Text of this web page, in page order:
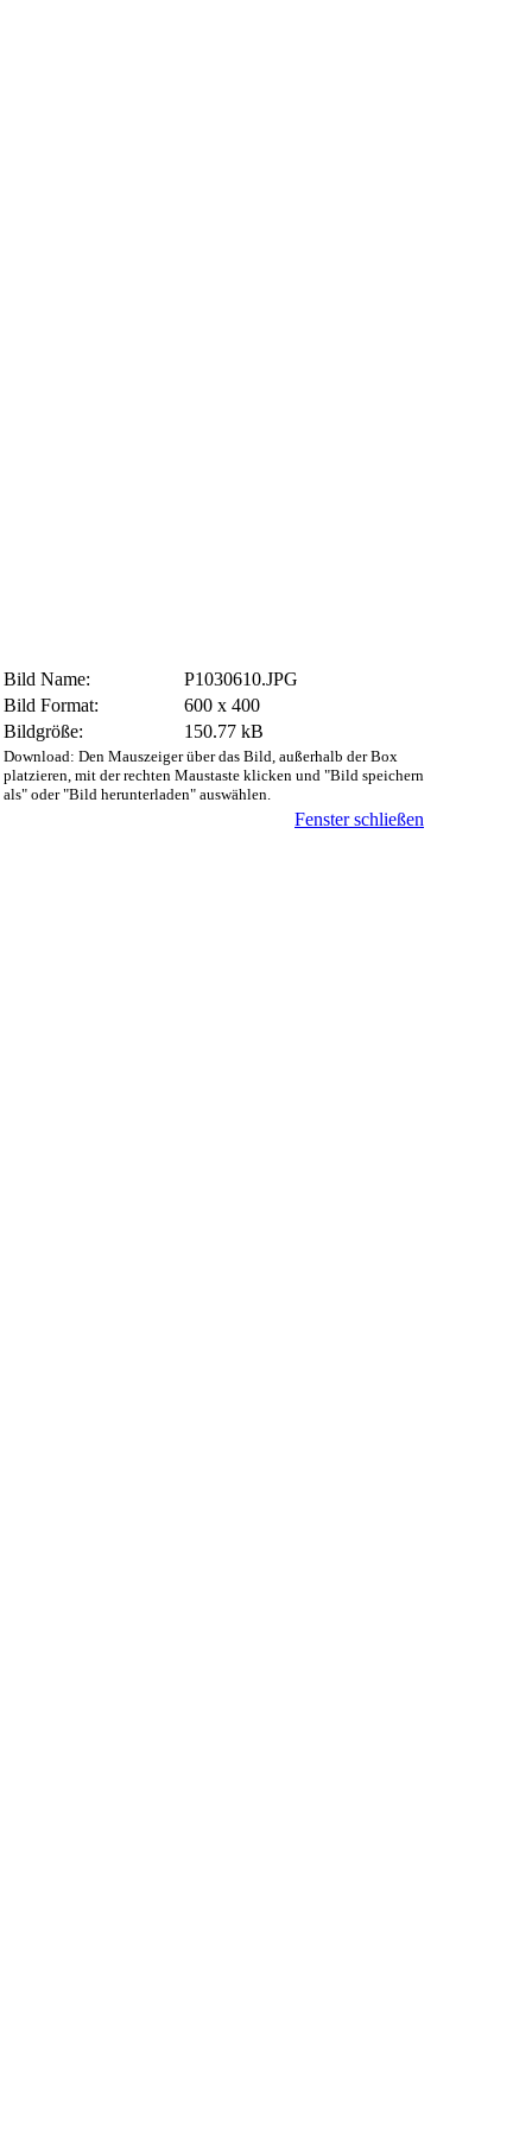
Bild Name:
P1030610.JPG
Bild Format:
600 x 400
Bildgröße:
150.77 kB
Download: Den Mauszeiger über das Bild, außerhalb der Box
platzieren, mit der rechten Maustaste klicken und "Bild speichern
als" oder "Bild herunterladen" auswählen.
Fenster schließen